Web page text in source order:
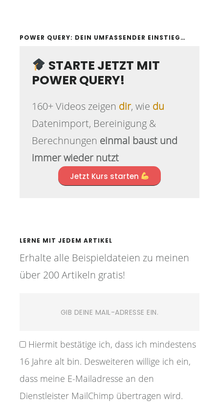
POWER QUERY: DEIN UMFASSENDER EINSTIEG…
STARTE JETZT MIT
POWER QUERY!
160+ Videos zeigen dir, wie du
Datenimport, Bereinigung &
Berechnungen einmal baust und
immer wieder nutzt
Jetzt Kurs starten
LERNE MIT JEDEM ARTIKEL
Erhalte alle Beispieldateien zu meinen
über 200 Artikeln gratis!
Hiermit bestätige ich, dass ich mindestens
16 Jahre alt bin. Desweiteren willige ich ein,
dass meine E-Mailadresse an den
Dienstleister MailChimp übertragen wird.